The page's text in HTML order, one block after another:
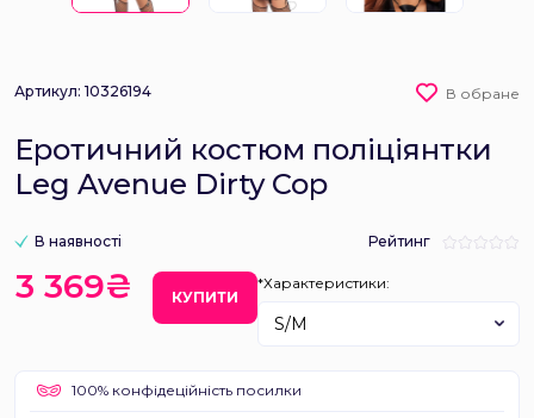
Артикул: 10326194 В обране
Еротичний костюм поліціянтки
Leg Avenue Dirty Cop
В наявності Рейтинг
3 369₴ КУПИТИ
*Характеристики:
S/M
100% конфідеційність посилки